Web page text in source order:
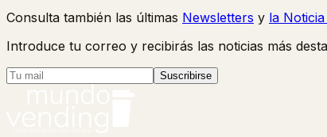
Consulta también las últimas Newsletters y la
Introduce tu correo y recibirás las noticias más
Suscribirse